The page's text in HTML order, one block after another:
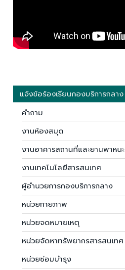
แจ้งข้อร้องเรียนกองบริการกลาง
คำถาม
งานห้องสมุด
งานอาคารสถานที่และยานพาหนะ
งานเทคโนโลยีสารสนเทศ
ผู้อำนวยการกองบริการกลาง
หน่วยกายภาพ
หน่วยจดหมายเหตุ
หน่วยจัดหาทรัพยากรสารสนเทศ
หน่วยซ่อมบำรุง